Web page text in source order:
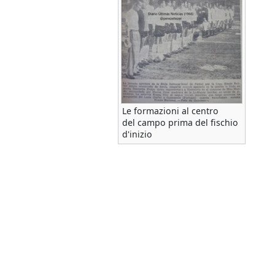
Le formazioni al centro
del campo prima del fischio
d'inizio